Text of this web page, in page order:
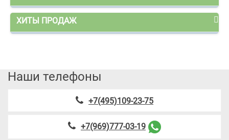
ХИТЫ ПРОДАЖ
Наши телефоны
+7(495)109-23-75
+7(969)777-03-19